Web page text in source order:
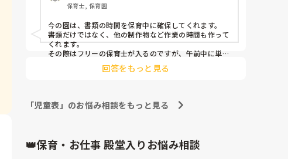
保育士, 保育園
今の園は、書類の時間を保育中に確保してくれます。
書類だけではなく、他の制作物など作業の時間も作って
くれます。
その際はフリーの保育士が入るのですが、午前中に単に
4人中2人不在ということもあり、どうかなー。。とい
うこともありますが、時間を確保してくれるのは大変あ
回答をもっと見る
「児童表」のお悩み相談をもっと見る
👑保育・お仕事 殿堂入りお悩み相談